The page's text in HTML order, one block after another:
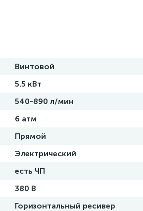
Винтовой
5.5 кВт
540-890 л/мин
6 атм
Прямой
Электрический
есть ЧП
380 В
Горизонтальный ресивер